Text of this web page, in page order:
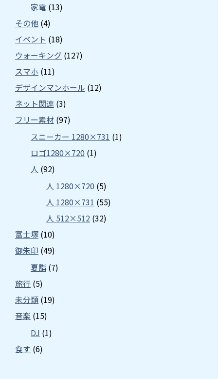
家電 (13)
その他 (4)
イベント (18)
ウォーキング (127)
スマホ (11)
デザインマンホール (12)
ネット関連 (3)
フリー素材 (97)
スニーカー 1280×731 (1)
ロゴ1280×720 (1)
人 (92)
人 1280×720 (5)
人 1280×731 (55)
人 512×512 (32)
富士塚 (10)
御朱印 (49)
夏詣 (7)
旅行 (5)
未分類 (19)
音楽 (15)
DJ (1)
食す (6)